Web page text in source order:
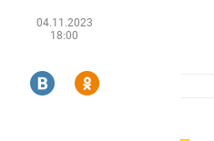
04.11.2023
18:00
R Y